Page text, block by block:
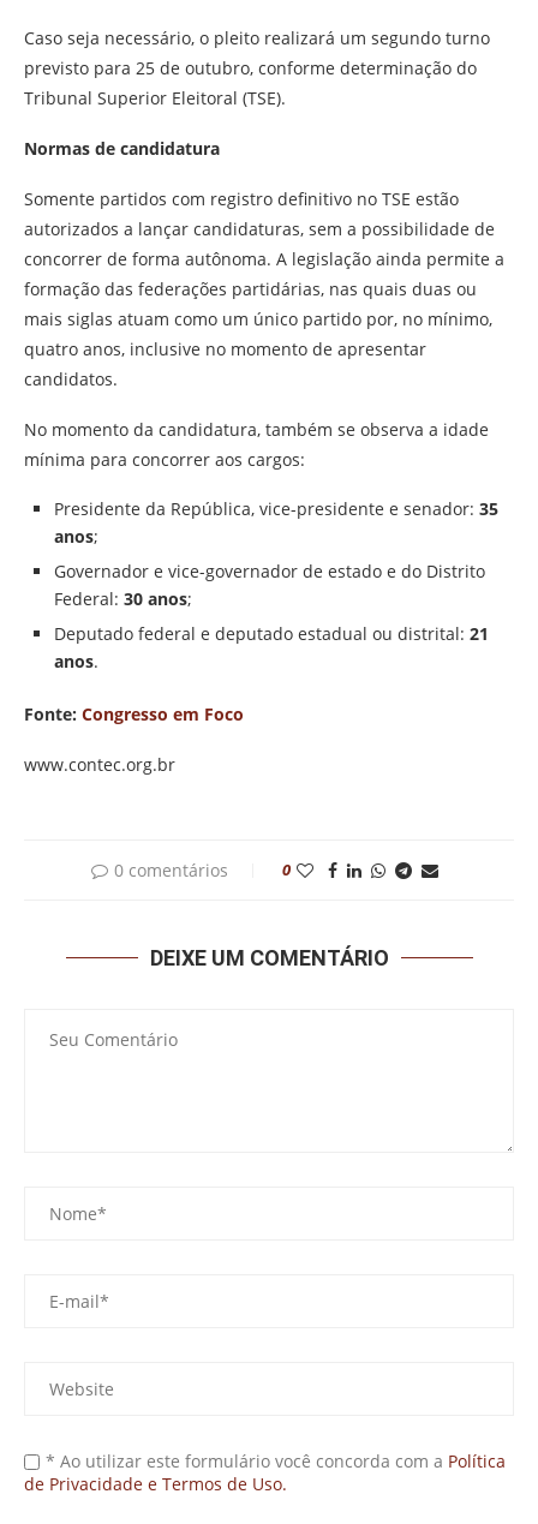
Caso seja necessário, o pleito realizará um segundo turno
previsto para 25 de outubro, conforme determinação do
Tribunal Superior Eleitoral (TSE).
Normas de candidatura
Somente partidos com registro definitivo no TSE estão
autorizados a lançar candidaturas, sem a possibilidade de
concorrer de forma autônoma. A legislação ainda permite a
formação das federações partidárias, nas quais duas ou
mais siglas atuam como um único partido por, no mínimo,
quatro anos, inclusive no momento de apresentar
candidatos.
No momento da candidatura, também se observa a idade
mínima para concorrer aos cargos:
Presidente da República, vice-presidente e senador: 35
anos;
Governador e vice-governador de estado e do Distrito
Federal: 30 anos;
Deputado federal e deputado estadual ou distrital: 21
anos.
Fonte: Congresso em Foco
www.contec.org.br
0 comentários 0
DEIXE UM COMENTÁRIO
* Ao utilizar este formulário você concorda com a Política
de Privacidade e Termos de Uso.